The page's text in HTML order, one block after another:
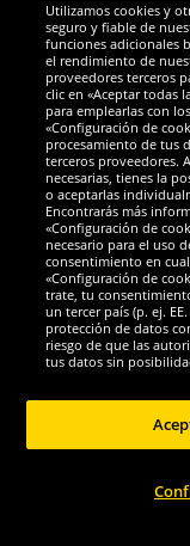
Socios y
Utilizamos cookies y
seguro y fiable de
funciones adicionales
el rendimiento de
proveedores terceros
clic en «Aceptar todas
para emplearlas con
«Configuración de
procesamiento de tus
terceros proveedores.
necesarias, tienes la
o aceptarlas
Encontrarás más
«Configuración de
necesario para el uso
consentimiento en
«Configuración de
trate, tu
un tercer país (p. ej.
protección de datos
riesgo de que las
tus datos sin